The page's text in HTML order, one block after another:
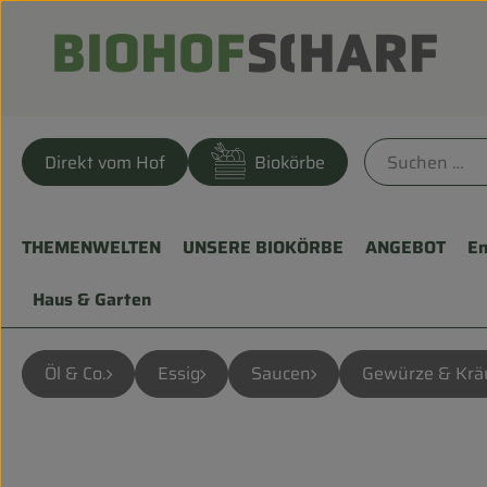
Direkt vom Hof Biokörbe
THEMENWELTEN UNSERE BIOKÖRBE ANGEBOT
Haus & Garten
Öl & Co. Essig Saucen Gewürze &